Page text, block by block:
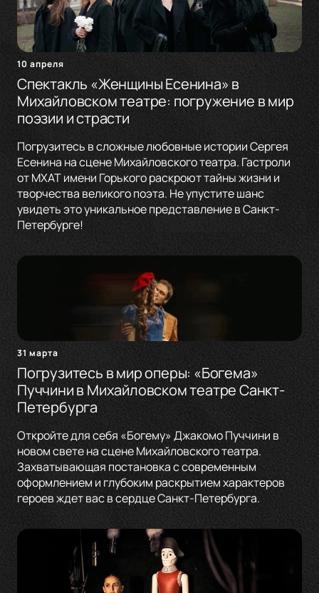
10 апреля
Спектакль «Женщины Есенина» в
Михайловском театре: погружение в мир
поэзии и страсти
Погрузитесь в сложные любовные истории Сергея
Есенина на сцене Михайловского театра. Гастроли
от МХАТ имени Горького раскроют тайны жизни и
творчества великого поэта. Не упустите шанс
увидеть это уникальное представление в Санкт-
Петербурге!
31 марта
Погрузитесь в мир оперы: «Богема»
Пуччини в Михайловском театре Санкт-
Петербурга
Откройте для себя «Богему» Джакомо Пуччини в
новом свете на сцене Михайловского театра.
Захватывающая постановка с современным
оформлением и глубоким раскрытием характеров
героев ждет вас в сердце Санкт-Петербурга.